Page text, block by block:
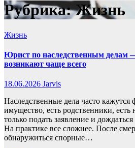
Рубрика:Жизнь
Жизнь
Юрист по наследственным делам
возникают чаще всего
18.06.2026 Jarvis
Наследственные дела часто
имущество, есть родственники, есть
только подать заявление и
На практике все сложнее. После
обнаружиться спорные…